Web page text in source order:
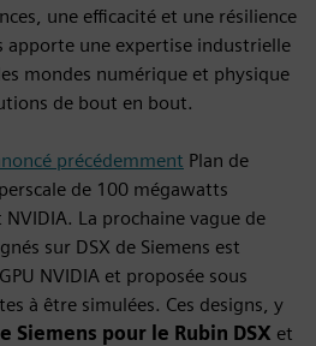
une efficacité et une résilience
apporte une expertise industrielle
mondes numérique et physique
de bout en bout.
précédemment Plan de
de 100 mégawatts
La prochaine vague de
sur DSX de Siemens est
NVIDIA et proposée sous
à être simulées. Ces designs, y
Siemens pour le Rubin DSX et